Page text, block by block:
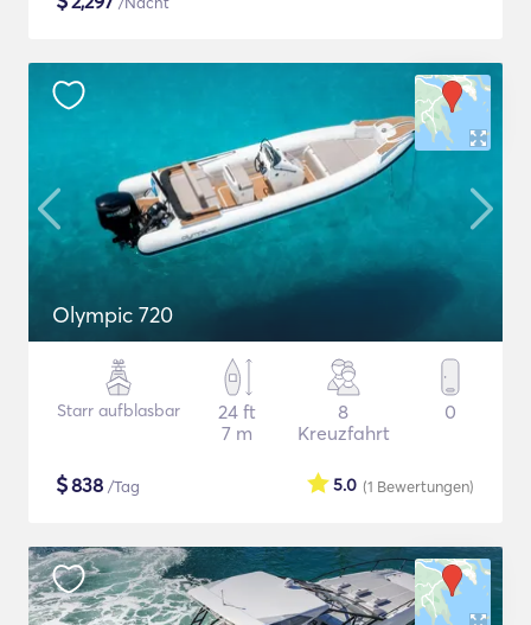
Olympic 720
Starr aufblasbar
24 ft
7 m
8
Kreuzfahrt
0
$838 /Tag (1 Bewertungen)
5.0